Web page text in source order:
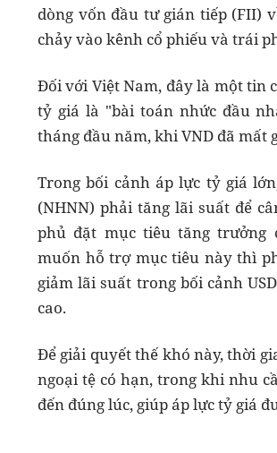
dòng vốn đầu tư gián tiếp (FII)
chảy vào kênh cổ phiếu và trái
Đối với Việt Nam, đây là một tin
tỷ giá là "bài toán nhức đầu
tháng đầu năm, khi VND đã mất
Trong bối cảnh áp lực tỷ giá
(NHNN) phải tăng lãi suất để
phủ đặt mục tiêu tăng trưởng
muốn hỗ trợ mục tiêu này thì
giảm lãi suất trong bối cảnh
cao.
Để giải quyết thế khó này, thời
ngoại tệ có hạn, trong khi nhu
đến đúng lúc, giúp áp lực tỷ giá